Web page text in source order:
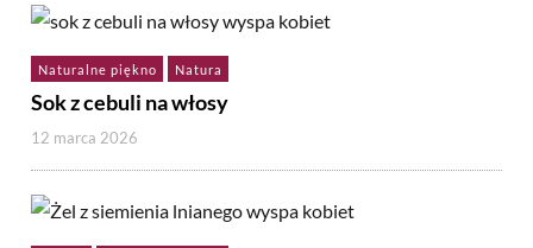
Naturalne piękno Natura
Sok z cebuli na włosy
12 marca 2026